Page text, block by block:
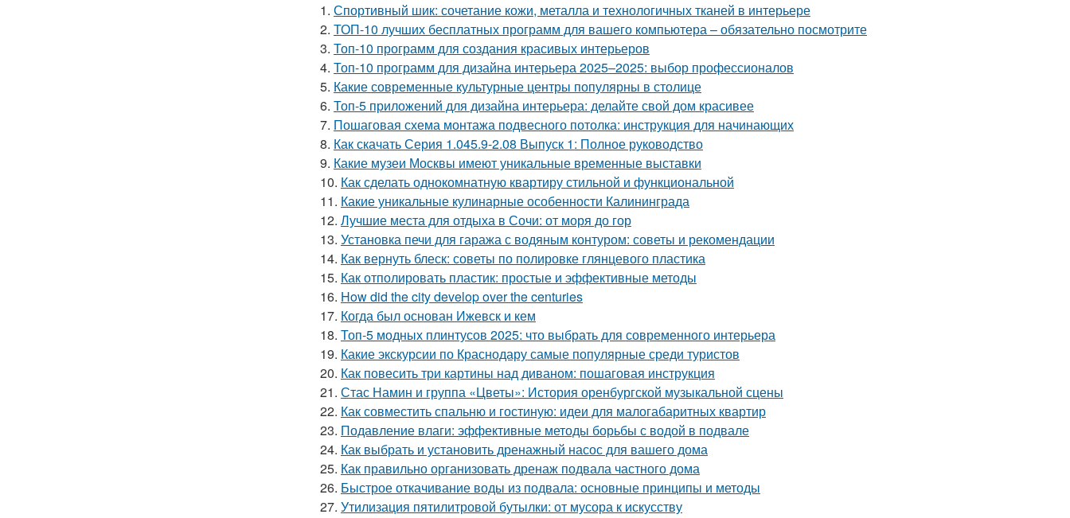
1. Спортивный шик: сочетание кожи, металла и технологичных тканей в интерьере
2. ТОП-10 лучших бесплатных программ для вашего компьютера – обязательно посмотрите
3. Топ-10 программ для создания красивых интерьеров
4. Топ-10 программ для дизайна интерьера 2025–2025: выбор профессионалов
5. Какие современные культурные центры популярны в столице
6. Топ-5 приложений для дизайна интерьера: делайте свой дом красивее
7. Пошаговая схема монтажа подвесного потолка: инструкция для начинающих
8. Как скачать Серия 1.045.9-2.08 Выпуск 1: Полное руководство
9. Какие музеи Москвы имеют уникальные временные выставки
10. Как сделать однокомнатную квартиру стильной и функциональной
11. Какие уникальные кулинарные особенности Калининграда
12. Лучшие места для отдыха в Сочи: от моря до гор
13. Установка печи для гаража с водяным контуром: советы и рекомендации
14. Как вернуть блеск: советы по полировке глянцевого пластика
15. Как отполировать пластик: простые и эффективные методы
16. How did the city develop over the centuries
17. Когда был основан Ижевск и кем
18. Топ-5 модных плинтусов 2025: что выбрать для современного интерьера
19. Какие экскурсии по Краснодару самые популярные среди туристов
20. Как повесить три картины над диваном: пошаговая инструкция
21. Стас Намин и группа «Цветы»: История оренбургской музыкальной сцены
22. Как совместить спальню и гостиную: идеи для малогабаритных квартир
23. Подавление влаги: эффективные методы борьбы с водой в подвале
24. Как выбрать и установить дренажный насос для вашего дома
25. Как правильно организовать дренаж подвала частного дома
26. Быстрое откачивание воды из подвала: основные принципы и методы
27. Утилизация пятилитровой бутылки: от мусора к искусству